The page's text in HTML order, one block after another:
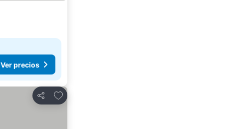
Ver precios
Compartir
Agregar a favoritos